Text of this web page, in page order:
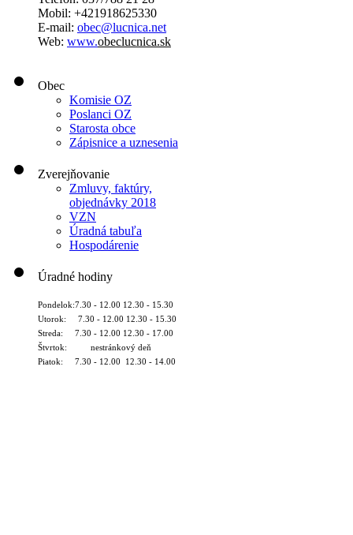
Mobil: +421918625330
E-mail: obec@lucnica.net
Web: www.obeclucnica.sk
Obec
Komisie OZ
Poslanci OZ
Starosta obce
Zápisnice a uznesenia
Zverejňovanie
Zmluvy, faktúry,
objednávky 2018
VZN
Úradná tabuľa
Hospodárenie
Úradné hodiny
Pondelok:7.30 - 12.00 12.30 - 15.30
Utorok: 7.30 - 12.00 12.30 - 15.30
Streda: 7.30 - 12.00 12.30 - 17.00
Štvrtok: nestránkový deň
Piatok: 7.30 - 12.00 12.30 - 14.00